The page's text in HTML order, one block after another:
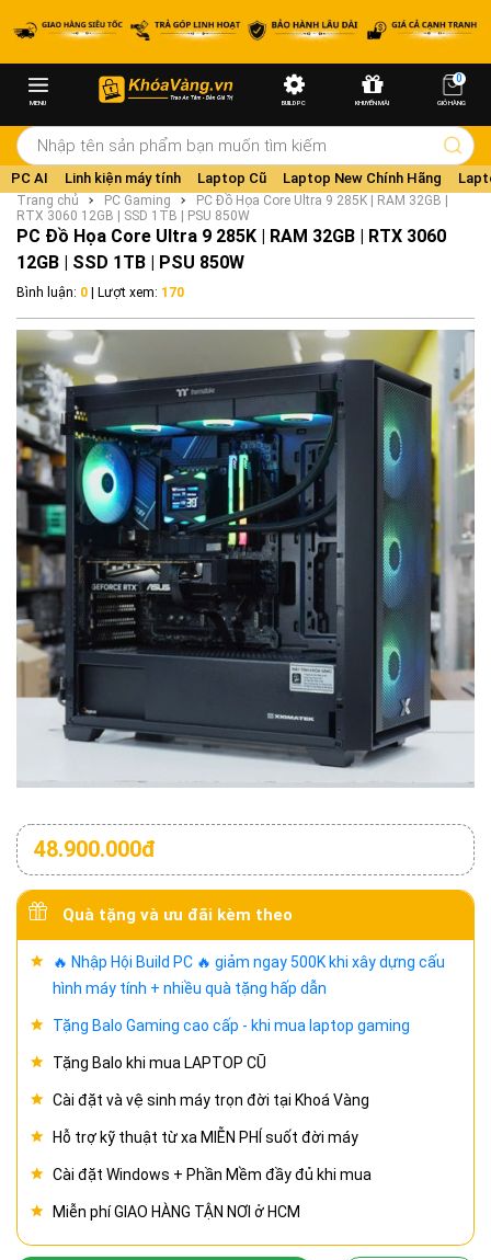
MENU BUILD PC KHUYẾN MÃI
0
GIỎ HÀNG
PC AI Linh kiện máy tính Laptop Cũ Laptop New Chính Hãng
Trang chủ PC Gaming
PC Đồ Họa Core Ultra 9 285K | RAM 32GB |
RTX 3060 12GB | SSD 1TB | PSU 850W
PC Đồ Họa Core Ultra 9 285K | RAM 32GB | RTX 3060
12GB | SSD 1TB | PSU 850W
Bình luận: 0 | Lượt xem: 170
48.900.000đ
Quà tặng và ưu đãi kèm theo
🔥 Nhập Hội Build PC 🔥 giảm ngay 500K khi xây dựng cấu
hình máy tính + nhiều quà tặng hấp dẫn
Tặng Balo Gaming cao cấp - khi mua laptop gaming
Tặng Balo khi mua LAPTOP CŨ
Cài đặt và vệ sinh máy trọn đời tại Khoá Vàng
Hỗ trợ kỹ thuật từ xa MIỄN PHÍ suốt đời máy
Cài đặt Windows + Phần Mềm đầy đủ khi mua
Miễn phí GIAO HÀNG TẬN NƠI ở HCM